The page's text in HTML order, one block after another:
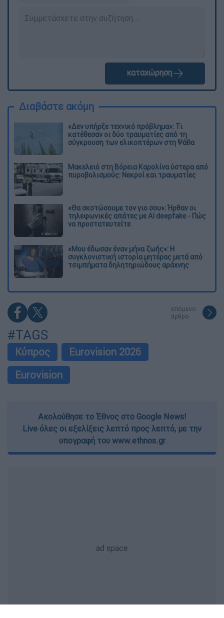
καταχώρηση
Διαβάστε ακόμη
«Δεν υπήρξε τεχνικό πρόβλημα»: Τι
κατέθεσαν οι δύο τραυματίες από τη
σύγκρουση των ελικοπτέρων στη Ψάθα
Μακελειό στη Βόρεια Καρολίνα ύστερα από
πυροβολισμούς: Νεκροί και τραυματίες
«Θα σκοτώσουμε τον γιο σου»: Ήρθαν οι
τηλεφωνικές απάτες με AI deepfake - Πώς
να προστατευτείτε
«Μου έδωσαν έναν μήνα ζωής»: Η
συγκλονιστική ιστορία μητέρας μετά από
τσιμπήματα δηλητηριώδους αράχνης
επόμενο
άρθρο
#TAGS
Κύπρος
Eurovision 2026
Eurovision
Ακολούθησε το Έθνος στο Google News!
Live όλες οι εξελίξεις λεπτό προς λεπτό, με την
υπογραφή του www.ethnos.gr